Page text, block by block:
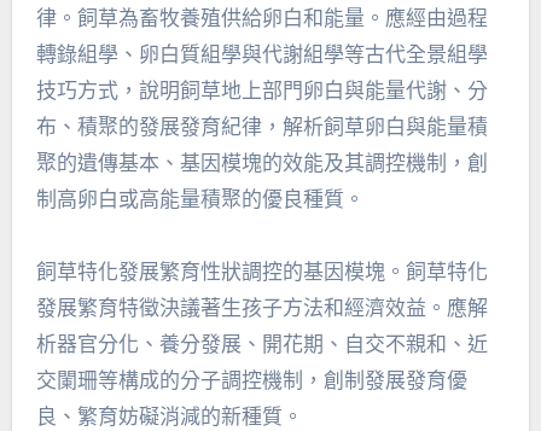
律。飼草為畜牧養殖供給卵白和能量。應經由過程
轉錄組學、卵白質組學與代謝組學等古代全景組學
技巧方式，說明飼草地上部門卵白與能量代謝、分
布、積聚的發展發育紀律，解析飼草卵白與能量積
聚的遺傳基本、基因模塊的效能及其調控機制，創
制高卵白或高能量積聚的優良種質。
飼草特化發展繁育性狀調控的基因模塊。飼草特化
發展繁育特徵決議著生孩子方法和經濟效益。應解
析器官分化、養分發展、開花期、自交不親和、近
交闌珊等構成的分子調控機制，創制發展發育優
良、繁育妨礙消減的新種質。